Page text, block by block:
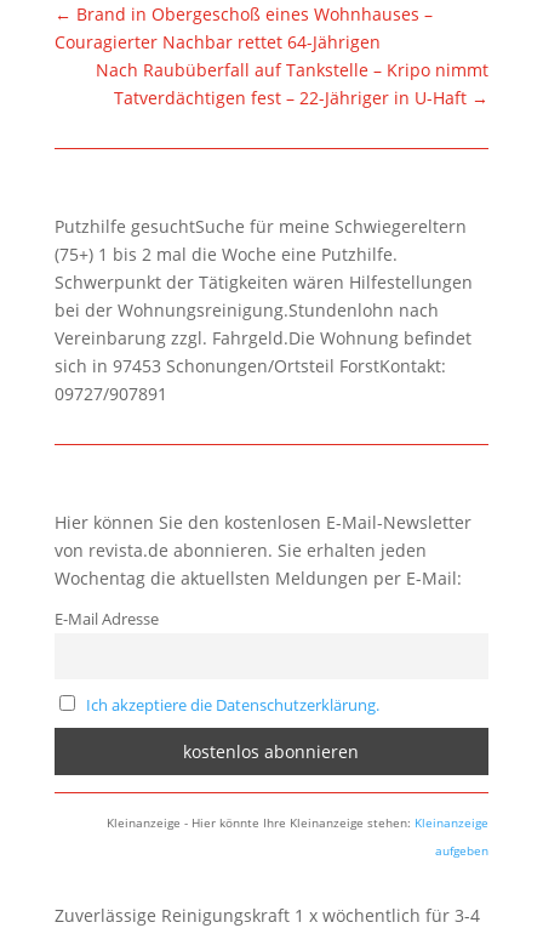
← Brand in Obergeschoß eines Wohnhauses –
Couragierter Nachbar rettet 64-Jährigen
Nach Raubüberfall auf Tankstelle – Kripo nimmt
Tatverdächtigen fest – 22-Jähriger in U-Haft →
Putzhilfe gesuchtSuche für meine Schwiegereltern
(75+) 1 bis 2 mal die Woche eine Putzhilfe.
Schwerpunkt der Tätigkeiten wären Hilfestellungen
bei der Wohnungsreinigung.Stundenlohn nach
Vereinbarung zzgl. Fahrgeld.Die Wohnung befindet
sich in 97453 Schonungen/Ortsteil ForstKontakt:
09727/907891
Hier können Sie den kostenlosen E-Mail-Newsletter
von revista.de abonnieren. Sie erhalten jeden
Wochentag die aktuellsten Meldungen per E-Mail:
E-Mail Adresse
Ich akzeptiere die Datenschutzerklärung.
Kleinanzeige - Hier könnte Ihre Kleinanzeige stehen: Kleinanzeige
aufgeben
Zuverlässige Reinigungskraft 1 x wöchentlich für 3-4